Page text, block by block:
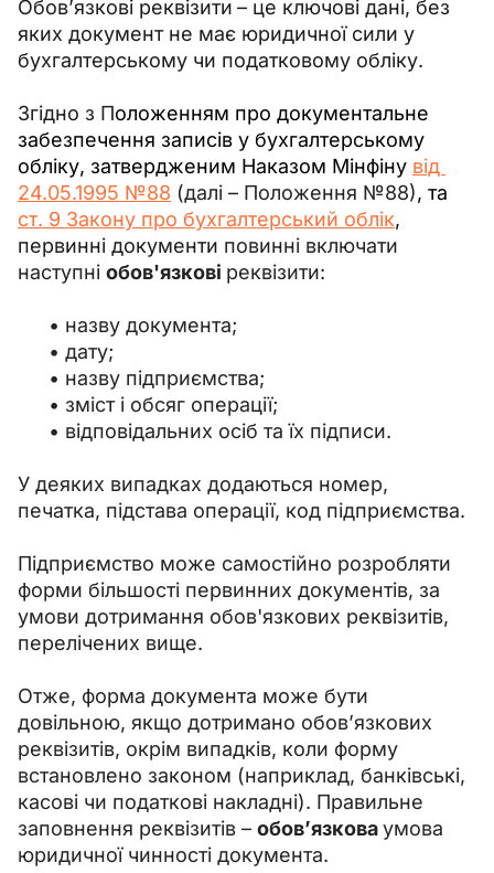
Обов’язкові реквізити – це ключові дані, без
яких документ не має юридичної сили у
бухгалтерському чи податковому обліку.
Згідно з Положенням про документальне
забезпечення записів у бухгалтерському
обліку, затвердженим Наказом Мінфіну від
24.05.1995 №88 (далі – Положення №88), та
ст. 9 Закону про бухгалтерський облік,
первинні документи повинні включати
наступні обов'язкові реквізити:
назву документа;
дату;
назву підприємства;
зміст і обсяг операції;
відповідальних осіб та їх підписи.
У деяких випадках додаються номер,
печатка, підстава операції, код підприємства.
Підприємство може самостійно розробляти
форми більшості первинних документів, за
умови дотримання обов'язкових реквізитів,
перелічених вище.
Отже, форма документа може бути
довільною, якщо дотримано обов’язкових
реквізитів, окрім випадків, коли форму
встановлено законом (наприклад, банківські,
касові чи податкові накладні). Правильне
заповнення реквізитів – обов’язкова умова
юридичної чинності документа.